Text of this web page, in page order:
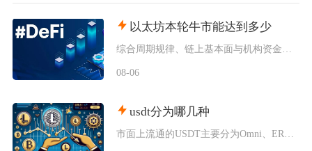
以太坊本轮牛市能达到多少
08-06
usdt分为哪几种